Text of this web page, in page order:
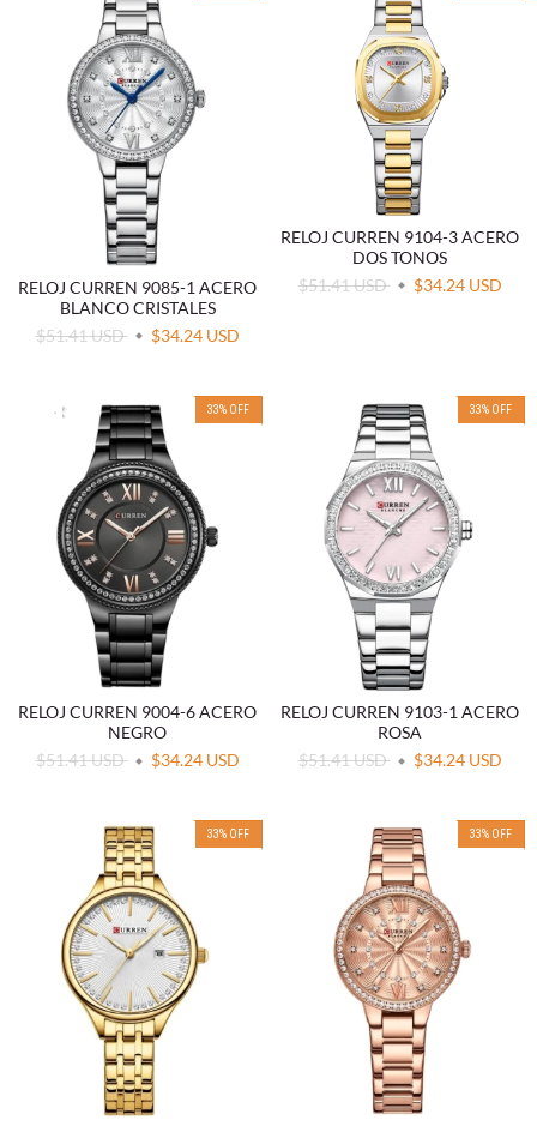
RELOJ CURREN 9085-1 ACERO
BLANCO CRISTALES
$51.41 USD
$34.24 USD
RELOJ CURREN 9104-3 ACERO
DOS TONOS
$51.41 USD
$34.24 USD
33% OFF
RELOJ CURREN 9004-6 ACERO
NEGRO
$51.41 USD
$34.24 USD
33% OFF
RELOJ CURREN 9103-1 ACERO
ROSA
$51.41 USD
$34.24 USD
33% OFF 33% OFF